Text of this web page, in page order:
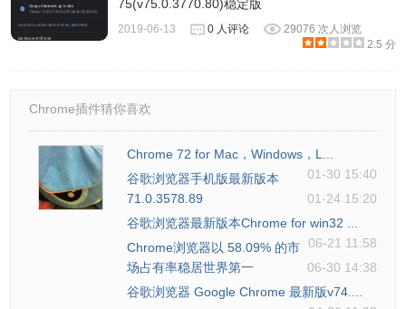
75(v75.0.3770.80)稳定版
2019-06-13 0 人评论
29076 次人浏览
2.5 分
Chrome插件猜你喜欢
Chrome 72 for Mac，Windows，L...
01-30 15:40
谷歌浏览器手机版最新版本
71.0.3578.89
01-24 15:20
谷歌浏览器最新版本Chrome for win32 ...
06-21 11:58
Chrome浏览器以 58.09% 的市
场占有率稳居世界第一
06-30 14:38
谷歌浏览器 Google Chrome 最新版v74....